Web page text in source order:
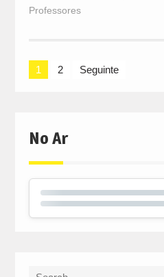
Professores
Navegação
1 2 Seguinte
No Ar
Search